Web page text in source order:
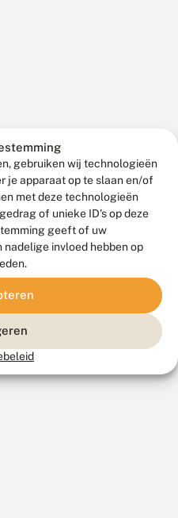
gebruiken wij technologieën
je apparaat op te slaan en/of
met deze technologieën
of unieke ID's op deze
geeft of uw
invloed hebben op